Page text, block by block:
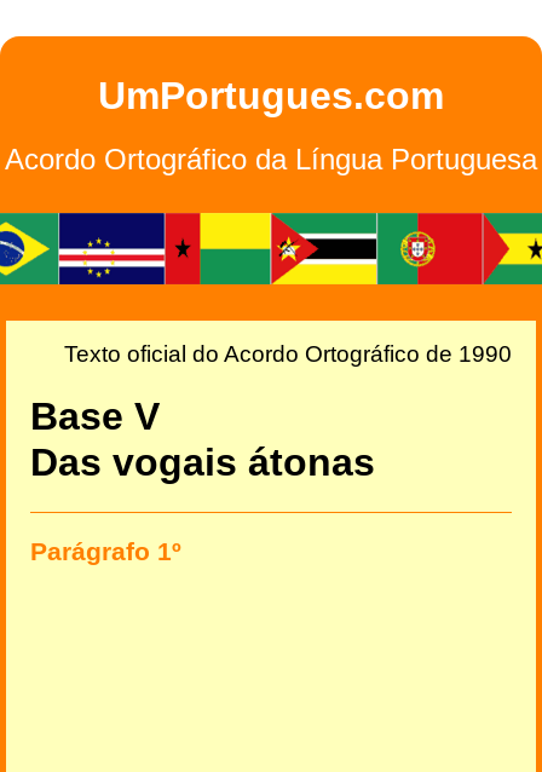
UmPortugues.com
Acordo Ortográfico da Língua Portuguesa
Texto oficial do Acordo Ortográfico de 1990
Base V
Das vogais átonas
Parágrafo 1º